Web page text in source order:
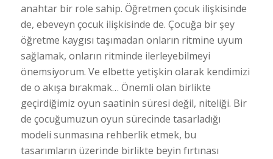
anahtar bir role sahip. Öğretmen çocuk ilişkisinde
de, ebeveyn çocuk ilişkisinde de. Çocuğa bir şey
öğretme kaygısı taşımadan onların ritmine uyum
sağlamak, onların ritminde ilerleyebilmeyi
önemsiyorum. Ve elbette yetişkin olarak kendimizi
de o akışa bırakmak… Önemli olan birlikte
geçirdiğimiz oyun saatinin süresi değil, niteliği. Bir
de çocuğumuzun oyun sürecinde tasarladığı
modeli sunmasına rehberlik etmek, bu
tasarımların üzerinde birlikte beyin fırtınası